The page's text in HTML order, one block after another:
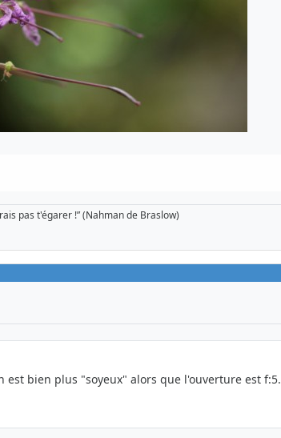
pas t'égarer !” (Nahman de Braslow)
est bien plus "soyeux" alors que l'ouverture est f:5.